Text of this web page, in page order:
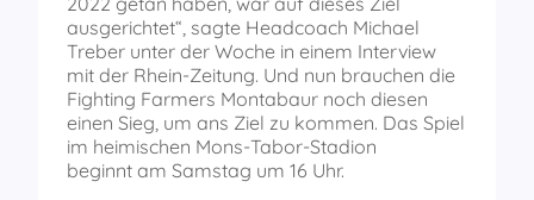
ausgerichtet“, sagte Headcoach Michael
Treber unter der Woche in einem Interview
mit der Rhein-Zeitung. Und nun brauchen die
Fighting Farmers Montabaur noch diesen
einen Sieg, um ans Ziel zu kommen. Das Spiel
im heimischen Mons-Tabor-Stadion
beginnt am Samstag um 16 Uhr.